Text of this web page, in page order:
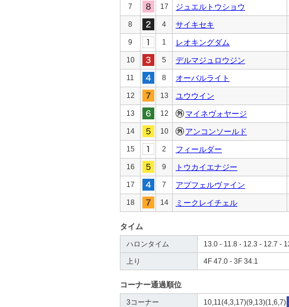
7 17 ジュエルトウショウ
8 4 サイキセキ
9 1 レオキングダム
10 5 デルマジュロウジン
11 8 オーバルライト
12 13 ユウウイン
13 12 マイネヴォヤージ
14 10 アンコンソールド
15 2 フィールダー
16 9 トウカイエナジー
17 7 アプフェルヴァイン
18 14 ミークレイチェル
タイム
ハロンタイム 13.0 - 11.8 - 12.3 - 12.7 -
上り 4F 47.0 - 3F 34.1
コーナー通過順位
3コーナー 10,11(4,3,17)(9,13)(1,6,7)